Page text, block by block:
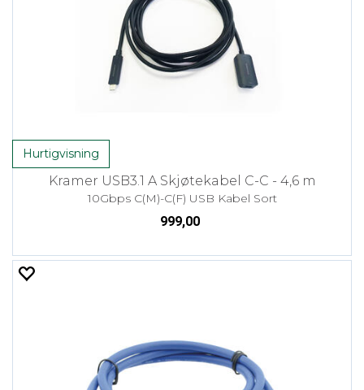
Hurtigvisning
Kramer USB3.1 A Skjøtekabel C-C - 4,6 m
10Gbps C(M)-C(F) USB Kabel Sort
999,00